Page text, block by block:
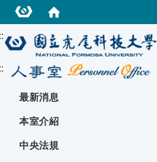
最新消息
本室介紹
中央法規